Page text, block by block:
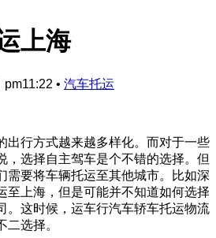
上海
pm11:22 • 汽车托运
出行方式越来越多样化。而对于一些
，选择自主驾车是个不错的选择。但
需要将车辆托运至其他城市。比如深
至上海，但是可能并不知道如何选择
。这时候，运车行汽车轿车托运物流
选择。